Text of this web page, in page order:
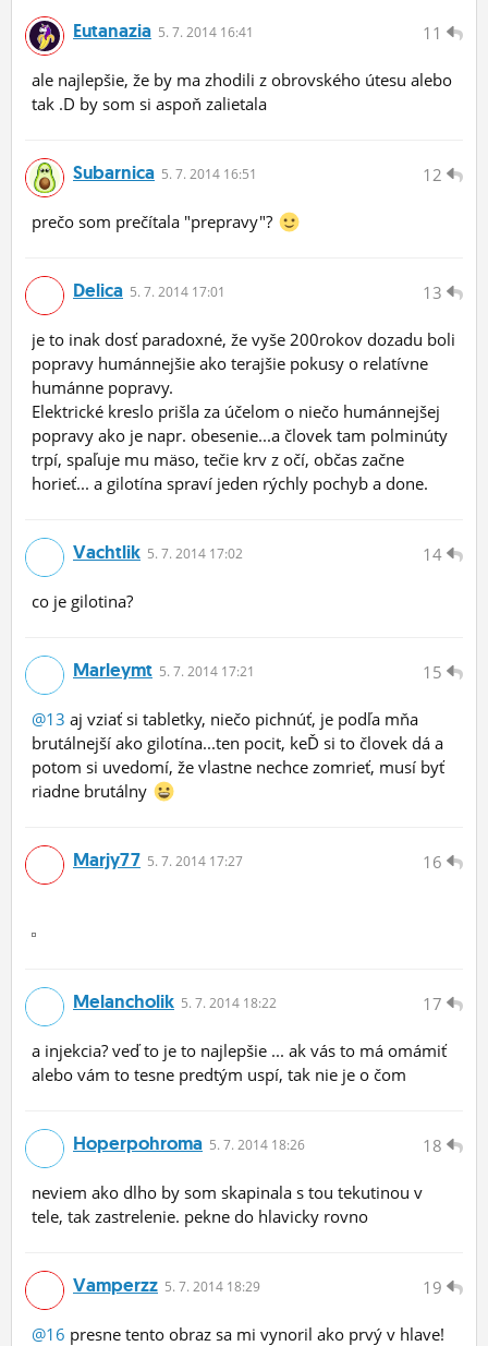
11
Eutanazia 5. 7. 2014 16:41
ale najlepšie, že by ma zhodili z obrovského útesu alebo
tak .D by som si aspoň zalietala
12
Subarnica 5. 7. 2014 16:51
prečo som prečítala "prepravy"?
13
Delica 5. 7. 2014 17:01
je to inak dosť paradoxné, že vyše 200rokov dozadu boli
popravy humánnejšie ako terajšie pokusy o relatívne
humánne popravy.
Elektrické kreslo prišla za účelom o niečo humánnejšej
popravy ako je napr. obesenie...a človek tam polminúty
trpí, spaľuje mu mäso, tečie krv z očí, občas začne
horieť... a gilotína spraví jeden rýchly pochyb a done.
14
Vachtlik 5. 7. 2014 17:02
co je gilotina?
15
Marleymt 5. 7. 2014 17:21
@13 aj vziať si tabletky, niečo pichnúť, je podľa mňa
brutálnejší ako gilotína...ten pocit, keĎ si to človek dá a
potom si uvedomí, že vlastne nechce zomrieť, musí byť
riadne brutálny
16
Marjy77 5. 7. 2014 17:27
17
Melancholik 5. 7. 2014 18:22
a injekcia? veď to je to najlepšie ... ak vás to má omámiť
alebo vám to tesne predtým uspí, tak nie je o čom
18
Hoperpohroma 5. 7. 2014 18:26
neviem ako dlho by som skapinala s tou tekutinou v
tele, tak zastrelenie. pekne do hlavicky rovno
19
Vamperzz 5. 7. 2014 18:29
@16 presne tento obraz sa mi vynoril ako prvý v hlave!